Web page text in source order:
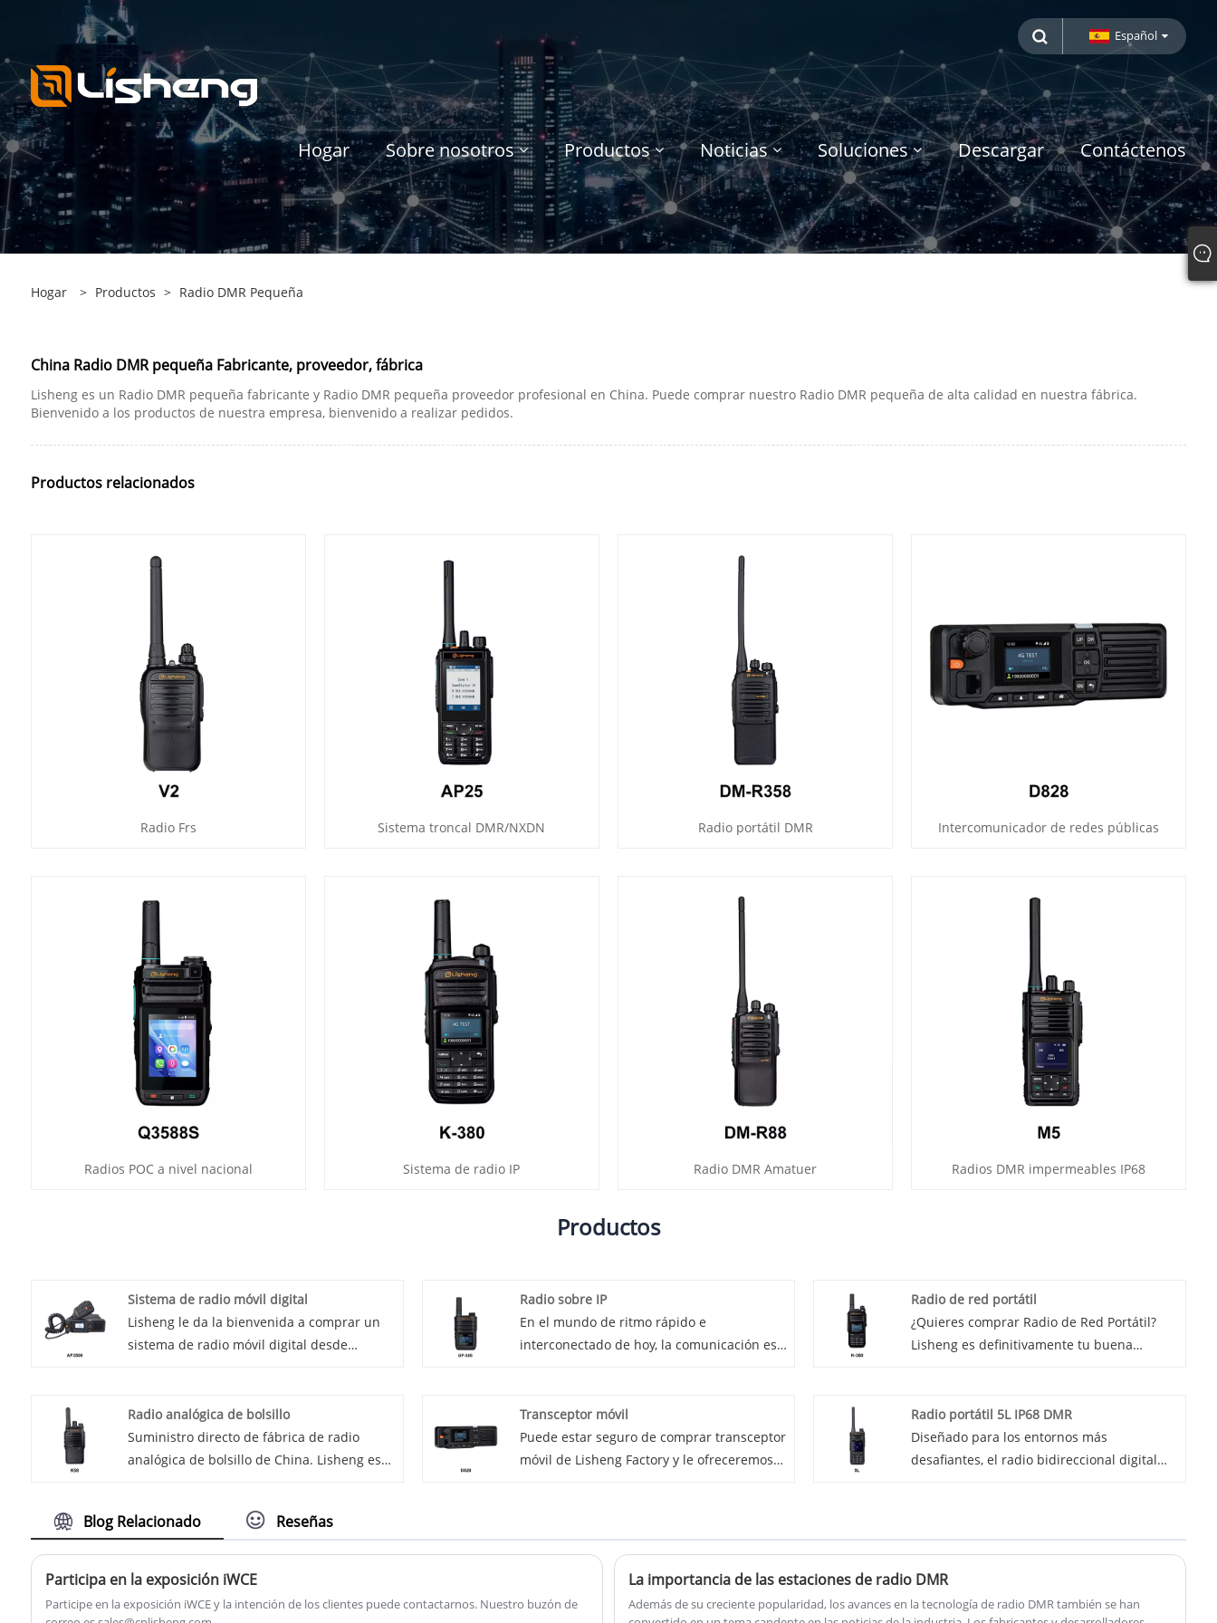
Español
Hogar Sobre nosotros Productos Noticias Soluciones Descargar Contáctenos
Hogar > Productos > Radio DMR Pequeña
China Radio DMR pequeña Fabricante, proveedor, fábrica
Lisheng es un Radio DMR pequeña fabricante y Radio DMR pequeña proveedor profesional en China. Puede comprar nuestro Radio DMR pequeña de alta calidad en nuestra fábrica.
Bienvenido a los productos de nuestra empresa, bienvenido a realizar pedidos.
Productos relacionados
Radio Frs Sistema troncal DMR/NXDN Radio portátil DMR Intercomunicador de redes públicas
Radios POC a nivel nacional Sistema de radio IP Radio DMR Amatuer Radios DMR impermeables IP68
Productos
Sistema de radio móvil digital
Lisheng le da la bienvenida a comprar un
sistema de radio móvil digital desde
del sistema de radio móvil digital es una
solución de comunicación eficiente,
confiable, bidireccional y segura basada en
excelente transmisión de voz y datos y
transferencia de datos instantáneos.
Radio sobre IP
En el mundo de ritmo rápido e
interconectado de hoy, la comunicación es
operaciones comerciales, comunicaciones
confiables y perfectas son críticas. Aquí es
donde entra en juego la transmisión de IP.
los usuarios una amplia gama de
Radio de red portátil
¿Quieres comprar Radio de Red Portátil?
Lisheng es definitivamente tu buena
Internet portátil. Este dispositivo compacto
pero potente está diseñado para
mantenerte conectado e informado, sin
Radio analógica de bolsillo
Suministro directo de fábrica de radio
analógica de bolsillo de China. Lisheng es
Presentamos la última innovación en
tecnología de comunicaciones: la radio
analógica de bolsillo. Este dispositivo
compacto y confiable está diseñado para
brindar una comunicación clara e
Transceptor móvil
Puede estar seguro de comprar transceptor
móvil de Lisheng Factory y le ofreceremos
Radio portátil 5L IP68 DMR
Diseñado para los entornos más
desafiantes, el radio bidireccional digital
lo convierte en una opción ideal para
usuarios profesionales. Construido de
manera resistente y altamente confiable,
garantiza una comunicación clara e
Blog Relacionado Reseñas
Participa en la exposición iWCE
Participe en la exposición iWCE y la intención de los clientes puede contactarnos. Nuestro buzón de
La importancia de las estaciones de radio DMR
Además de su creciente popularidad, los avances en la tecnología de radio DMR también se han